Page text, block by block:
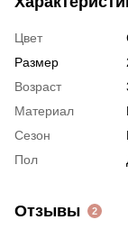
Цвет
Размер
Возраст
Материал
Сезон
Пол
Отзывы 2